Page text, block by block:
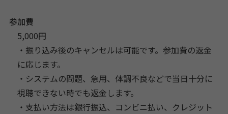
参加費
5,000円
・振り込み後のキャンセルは可能です。参加費の返金
に応じます。
・システムの問題、急用、体調不良などで当日十分に
視聴できない時でも返金します。
・支払い方法は銀行振込、コンビニ払い、クレジット